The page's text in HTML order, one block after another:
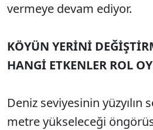
vermeye devam ediyor.
KÖYÜN YERİNİ
HANGİ ETKENLER ROL
Deniz seviyesinin yüzyılın
metre yükseleceği